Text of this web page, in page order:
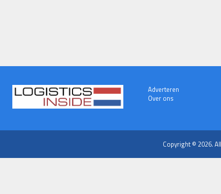
Adverteren
Over ons
Copyright © 2026.